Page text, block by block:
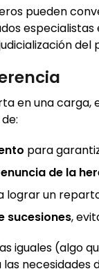
pueden
en una
para
de la
lograr un
sucesiones,
iguales (algo